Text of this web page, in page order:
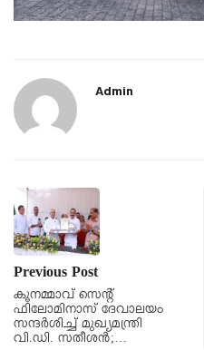
Admin
Previous Post
കൂനമ്മാവ് സെൻ്റ്
ഫിലോമിനാസ് ദേവാലയം
സന്ദർശിച്ച് മുഖ്യമന്ത്രി
വി.ഡി. സതീശൻ;…